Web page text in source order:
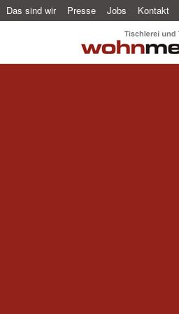
Das sind wir Presse Jobs Kontakt